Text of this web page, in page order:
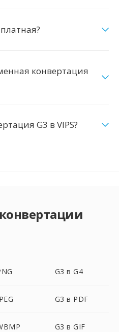
конвертация
G3 в VIPS?
G3 в G4
G3 в PDF
G3 в GIF